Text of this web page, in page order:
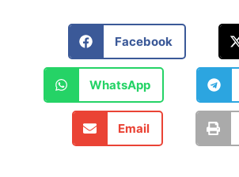
Facebook
WhatsApp
Email